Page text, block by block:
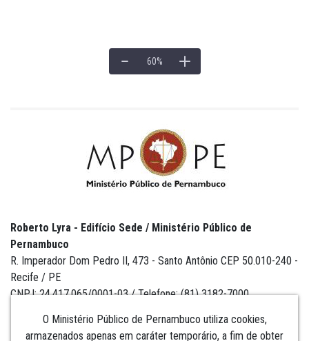
60%
O Ministério Público de Pernambuco utiliza cookies,
armazenados apenas em caráter temporário, a fim de obter
Roberto Lyra - Edifício Sede / Ministério Público de
Pernambuco
R. Imperador Dom Pedro II, 473 - Santo Antônio CEP 50.010-240 -
Recife / PE
CNPJ: 24.417.065/0001-03 / Telefone: (81) 3182-7000